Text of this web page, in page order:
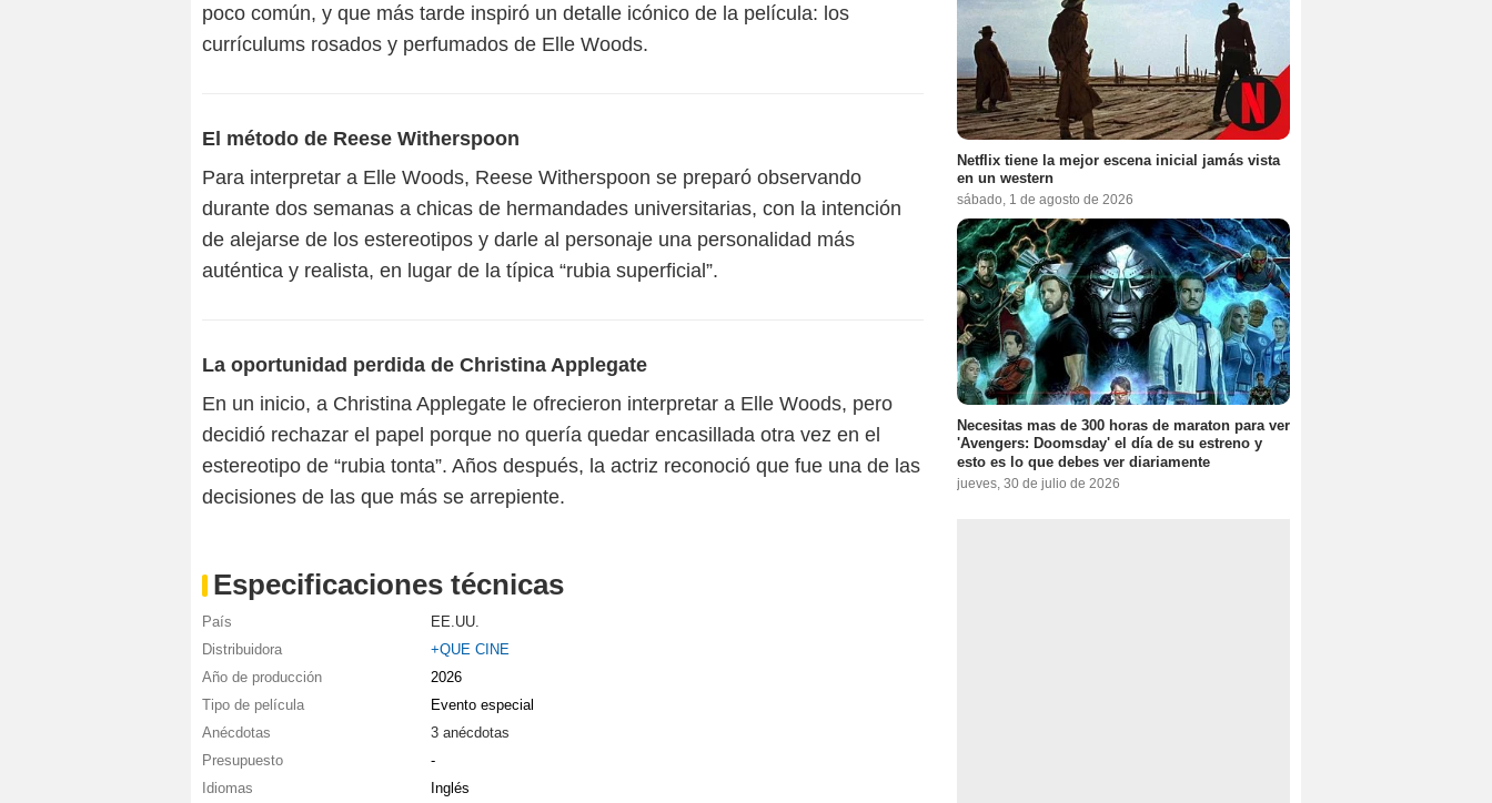
poco común, y que más tarde inspiró un detalle icónico de la película: los
currículums rosados y perfumados de Elle Woods.
El método de Reese Witherspoon
Para interpretar a Elle Woods, Reese Witherspoon se preparó observando
durante dos semanas a chicas de hermandades universitarias, con la intención
de alejarse de los estereotipos y darle al personaje una personalidad más
auténtica y realista, en lugar de la típica “rubia superficial”.
La oportunidad perdida de Christina Applegate
En un inicio, a Christina Applegate le ofrecieron interpretar a Elle Woods, pero
decidió rechazar el papel porque no quería quedar encasillada otra vez en el
estereotipo de “rubia tonta”. Años después, la actriz reconoció que fue una de las
decisiones de las que más se arrepiente.
Especificaciones técnicas
País
EE.UU.
Distribuidora
+QUE CINE
Año de producción
2026
Tipo de película
Evento especial
Anécdotas
3 anécdotas
Presupuesto
-
Idiomas
Inglés
Netflix tiene la mejor escena inicial jamás vista
en un western
sábado, 1 de agosto de 2026
Necesitas mas de 300 horas de maraton para ver
'Avengers: Doomsday' el día de su estreno y
esto es lo que debes ver diariamente
jueves, 30 de julio de 2026